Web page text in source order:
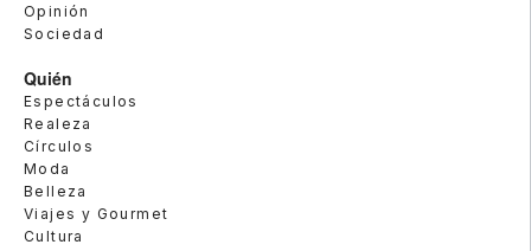
Opinión
Sociedad
Quién
Espectáculos
Realeza
Círculos
Moda
Belleza
Viajes y Gourmet
Cultura